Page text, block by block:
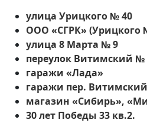
улица Урицкого № 40
ООО «СГРК» (Урицкого
улица 8 Марта № 9
переулок Витимский №
гаражи «Лада»
гаражи пер. Витимский
магазин «Сибирь»,
30 лет Победы 33 кв.2.